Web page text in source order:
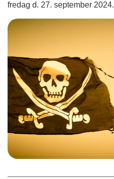
fredag d. 27. september 2024.